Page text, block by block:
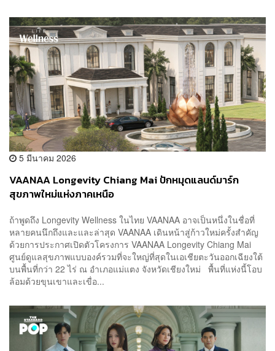
5 มีนาคม 2026
VAANAA Longevity Chiang Mai ปักหมุดแลนด์มาร์ก
สุขภาพใหม่แห่งภาคเหนือ
ถ้าพูดถึง Longevity Wellness ในไทย VAANAA อาจเป็นหนึ่งในชื่อที่
หลายคนนึกถึงและและล่าสุด VAANAA เดินหน้าสู่ก้าวใหม่ครั้งสำคัญ
ด้วยการประกาศเปิดตัวโครงการ VAANAA Longevity Chiang Mai
ศูนย์ดูแลสุขภาพแบบองค์รวมที่จะใหญ่ที่สุดในเอเชียตะวันออกเฉียงใต้
บนพื้นที่กว่า 22 ไร่ ณ อำเภอแม่แตง จังหวัดเชียงใหม่ พื้นที่แห่งนี้โอบ
ล้อมด้วยขุนเขาและเขื่อ...